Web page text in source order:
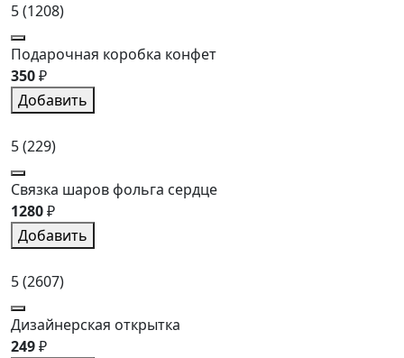
5(1208)
Подарочная коробка конфет
350₽
Добавить
5(229)
Связка шаров фольга сердце
1280₽
Добавить
5(2607)
Дизайнерская открытка
249₽